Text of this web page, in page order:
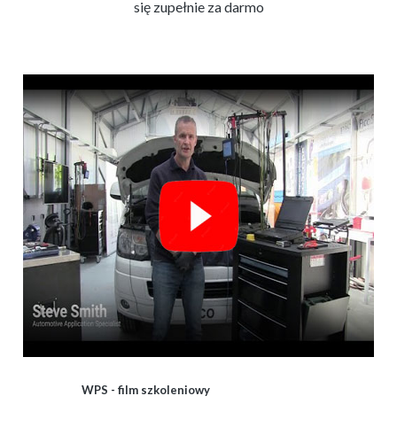
się zupełnie za darmo
WPS - film szkoleniowy